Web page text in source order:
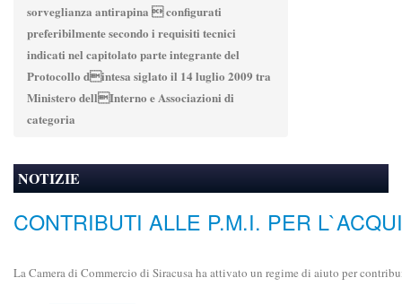
sorveglianza antirapina  configurati
preferibilmente secondo i requisiti tecnici
indicati nel capitolato parte integrante del
Protocollo dintesa siglato il 14 luglio 2009 tra
Ministero dellInterno e Associazioni di
categoria
NOTIZIE
CONTRIBUTI ALLE P.M.I. PER
La Camera di Commercio di Siracusa ha attivato un regime di aiuto per